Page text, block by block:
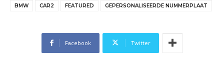
BMW CAR2 FEATURED GEPERSONALISEERDE NUMMERPLAAT
Facebook Twitter